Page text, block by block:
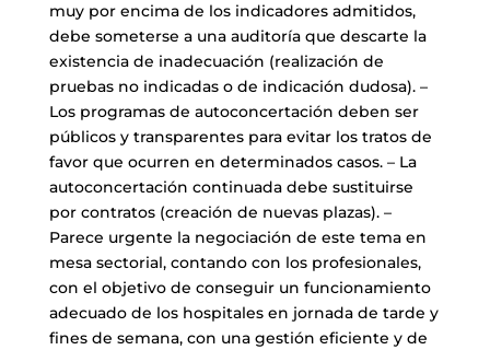
muy por encima de los indicadores admitidos,
debe someterse a una auditoría que descarte la
existencia de inadecuación (realización de
pruebas no indicadas o de indicación dudosa). –
Los programas de autoconcertación deben ser
públicos y transparentes para evitar los tratos de
favor que ocurren en determinados casos. – La
autoconcertación continuada debe sustituirse
por contratos (creación de nuevas plazas). –
Parece urgente la negociación de este tema en
mesa sectorial, contando con los profesionales,
con el objetivo de conseguir un funcionamiento
adecuado de los hospitales en jornada de tarde y
fines de semana, con una gestión eficiente y de